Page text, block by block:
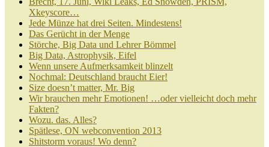
Xkeyscore…
Jede Münze hat drei Seiten. Mindestens!
Das Gerücht in der Menge
Störche, Big Data und Lehrer Bömmel
Big Data, Astrophysik, Eifel
Wenn unsere Aufmerksamkeit blinzelt
Nochmal: Deutschland braucht Eier!
Size doesn’t matter, Mr. Big
Wir brauchen mehr Emotionen! …oder vielleicht doch mehr
Fakten?
Wozu. das. Alles?
Spätlese, ON webconvention 2013
Shitstorm voraus! Wo denn?